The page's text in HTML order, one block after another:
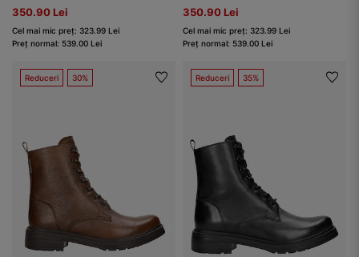
350.90 Lei
Cel mai mic preț: 323.99 Lei
Preț normal: 539.00 Lei
350.90 Lei
Cel mai mic preț: 323.99 Lei
Preț normal: 539.00 Lei
Reduceri 30% Reduceri 35%